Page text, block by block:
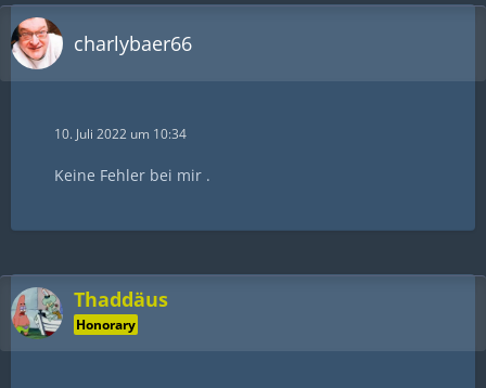
charlybaer66
10. Juli 2022 um 10:34
Keine Fehler bei mir .
Thaddäus
Honorary